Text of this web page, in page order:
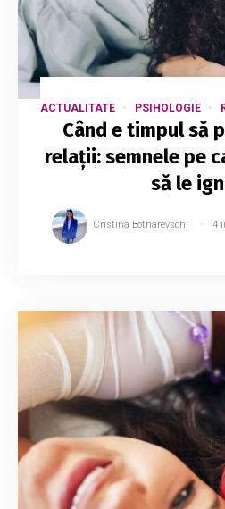
ACTUALITATE PSIHOLOGIE
Când e timpul să
relații: semnele pe
să le
Cristina Botnarevschi 4